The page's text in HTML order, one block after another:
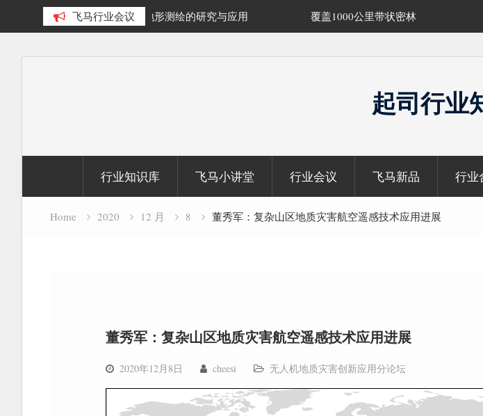
飞马行业会议
测绘的研究与应用
覆盖1000公里带状密林高山区的飞马机载激光雷达点
云数据及正射影像
起司行业
行业知识库 飞马小讲堂 行业会议 飞马新品 行业
Home 2020 12 月 8 董秀军：复杂山区地质灾害航空遥感技术应用进展
董秀军：复杂山区地质灾害航空遥感技术应用进展
2020年12月8日 cheesi 无人机地质灾害创新应用分论坛